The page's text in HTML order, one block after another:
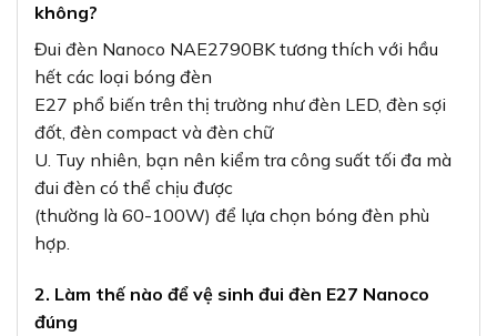
không?
Đui đèn Nanoco NAE2790BK tương thích với hầu
hết các loại bóng đèn
E27 phổ biến trên thị trường như đèn LED, đèn sợi
đốt, đèn compact và đèn chữ
U. Tuy nhiên, bạn nên kiểm tra công suất tối đa mà
đui đèn có thể chịu được
(thường là 60-100W) để lựa chọn bóng đèn phù
hợp.
2. Làm thế nào để vệ sinh đui đèn E27 Nanoco
đúng